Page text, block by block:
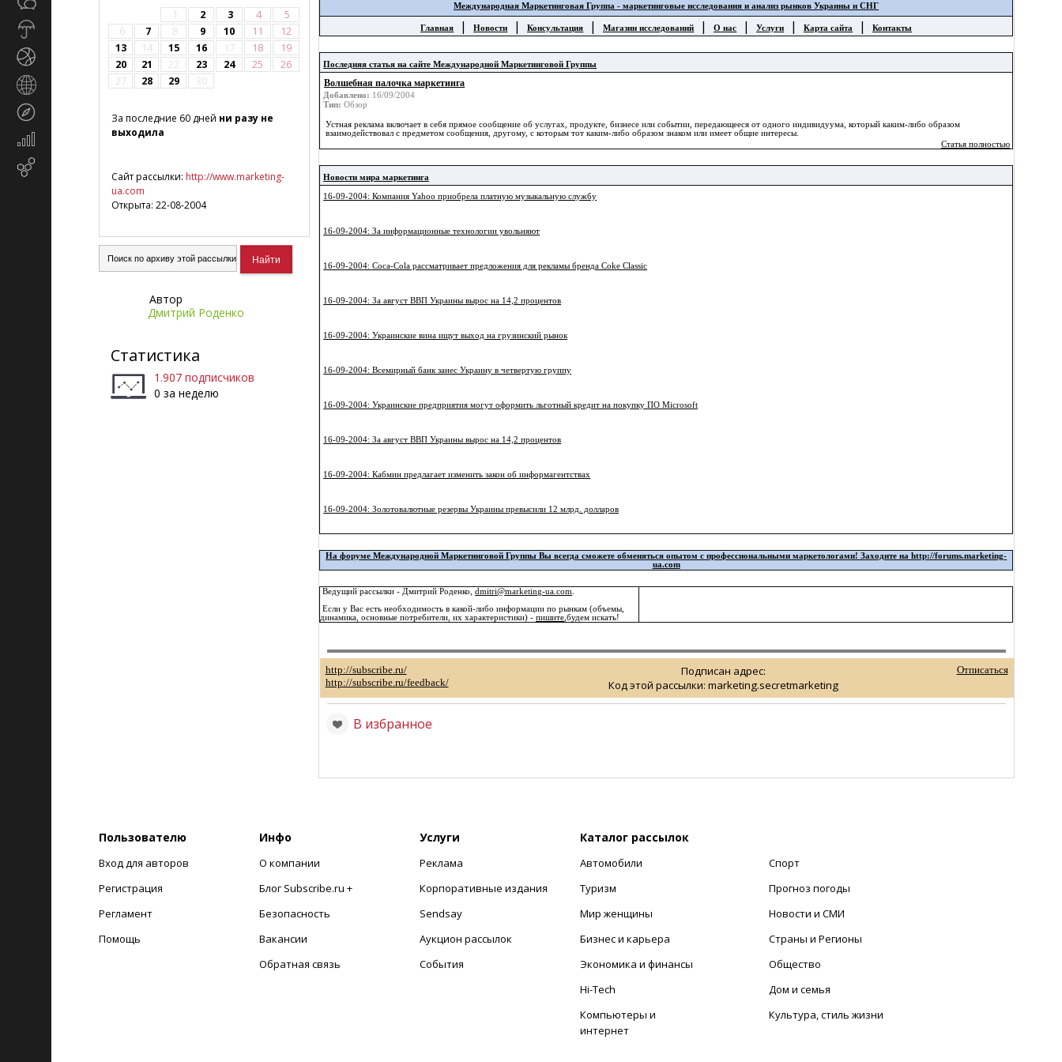
Экономика
маркетинг
1 2 3 4
5
6
7 8 9 10 11
12
13
14 15 16 17 18
19
20
21 22 23 24 25
26
27
28 29 30
За последние 60 дней ни разу не
выходила
Сайт рассылки: http://www.marketing-
ua.com
Открыта: 22-08-2004
Автор
Дмитрий Роденко
Статистика
1.907 подписчиков
0 за неделю
Международная Маркетинговая Группа - маркетинговые исследования и анализ рынков Украины и СНГ
Главная |Новости |Консультация |Магазин исследований |О нас |Услуги |Карта сайта |Контакты
Последняя статья на сайте Международной Маркетинговой Группы
Волшебная палочка маркетинга
Добавлено: 16/09/2004
Тип: Обзор
Устная реклама включает в себя прямое сообщение об услугах, продукте, бизнесе или событии, передающееся от одного индивидуума, который каким-либо образом
взаимодействовал с предметом сообщения, другому, с которым тот каким-либо образом знаком или имеет общие интересы.
Статья полностью
Новости мира маркетинга
16-09-2004: Компания Yahoo приобрела платную музыкальную службу
16-09-2004: За информационные технологии увольняют
16-09-2004: Coca-Cola рассматривает предложения для рекламы бренда Coke Classic
16-09-2004: За август ВВП Украины вырос на 14,2 процентов
16-09-2004: Украинские вина ищут выход на грузинский рынок
16-09-2004: Всемирный банк занес Украину в четвертую группу
16-09-2004: Украинские предприятия могут оформить льготный кредит на покупку ПО Microsoft
16-09-2004: За август ВВП Украины вырос на 14,2 процентов
16-09-2004: Кабмин предлагает изменить закон об информагентствах
16-09-2004: Золотовалютные резервы Украины превысили 12 млрд. долларов
На форуме Международной Маркетинговой Группы Вы всегда сможете обменяться опытом с профессиональными маркетологами! Заходите на http://forums.marketing-
ua.com
Ведущий рассылки - Дмитрий Роденко,dmitri@marketing-ua.com.
Если у Вас есть необходимость в какой-либо информации по рынкам (объемы,
динамика, основные потребители, их характеристики) -пишите,будем искать!
http://subscribe.ru/
http://subscribe.ru/feedback/
Подписан адрес:
Код этой рассылки: marketing.secretmarketing
Отписаться
В избранное
Пользователю
Вход для авторов
Регистрация
Регламент
Помощь
Инфо
О компании
Блог Subscribe.ru +
Безопасность
Вакансии
Обратная связь
Услуги
Реклама
Корпоративные издания
Sendsay
Аукцион рассылок
События
Каталог рассылок
Автомобили
Туризм
Мир женщины
Бизнес и карьера
Экономика и финансы
Hi-Tech
Компьютеры и
интернет
Спорт
Прогноз погоды
Новости и СМИ
Страны и Регионы
Общество
Дом и семья
Культура, стиль жизни